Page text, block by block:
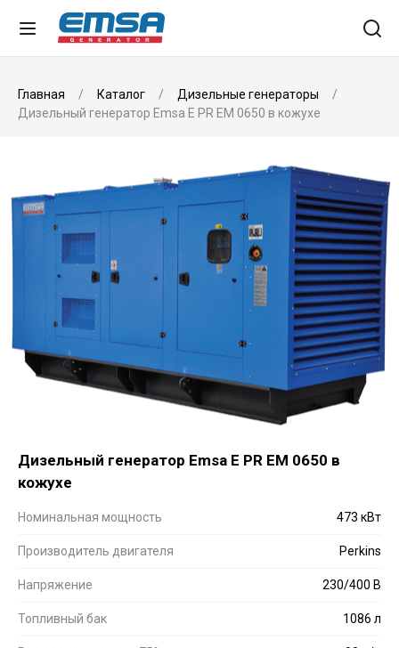
Главная Каталог
Дизельные генераторы
Дизельный генератор Emsa E PR EM 0650 в кожухе
Дизельный генератор Emsa E PR EM 0650 в
кожухе
Номинальная мощность 473 кВт
Производитель двигателя Perkins
Напряжение 230/400 В
Топливный бак 1086 л